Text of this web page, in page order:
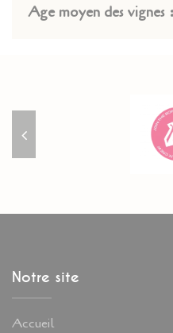
Age moyen des vignes :
Notre site
Accueil